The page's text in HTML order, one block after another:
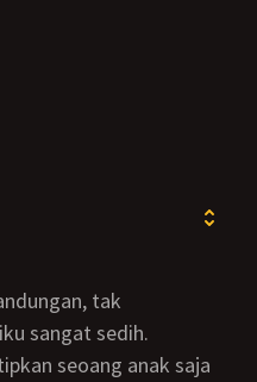
sangat sedih.
seoang anak saja